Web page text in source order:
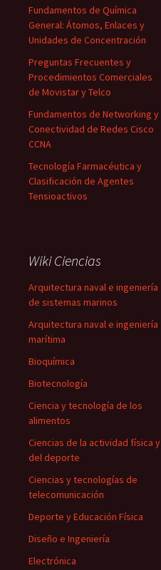
Fundamentos de Química
General: Átomos, Enlaces y
Unidades de Concentración
Preguntas Frecuentes y
Procedimientos Comerciales
de Movistar y Telco
Fundamentos de Networking y
Conectividad de Redes Cisco
CCNA
Tecnología Farmacéutica y
Clasificación de Agentes
Tensioactivos
Wiki Ciencias
Arquitectura naval e ingeniería
de sistemas marinos
Arquitectura naval e ingeniería
marítima
Bioquímica
Biotecnología
Ciencia y tecnología de los
alimentos
Ciencias de la actividad física y
del deporte
Ciencias y tecnologías de
telecomunicación
Deporte y Educación Física
Diseño e Ingeniería
Electrónica